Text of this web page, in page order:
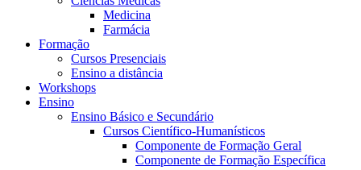
Medicina
Farmácia
Formação
Cursos Presenciais
Ensino a distância
Workshops
Ensino
Ensino Básico e Secundário
Cursos Científico-Humanísticos
Componente de Formação Geral
Componente de Formação Específica